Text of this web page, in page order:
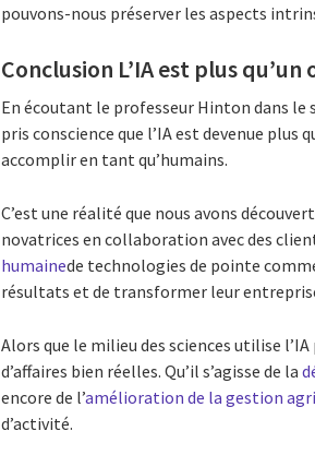
pouvons-nous préserver les aspects
Conclusion L’IA est plus qu’un
En écoutant le professeur Hinton dans le
pris conscience que l’IA est devenue
accomplir en tant qu’humains.
C’est une réalité que nous avons
novatrices en collaboration avec des
humainede technologies de pointe
résultats et de transformer leur
Alors que le milieu des sciences utilise
d’affaires bien réelles. Qu’il s’agisse de la
encore de l’amélioration de la gestion
d’activité.